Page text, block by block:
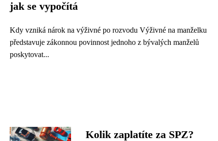
jak se vypočítá
Kdy vzniká nárok na výživné po rozvodu Výživné na manželku
představuje zákonnou povinnost jednoho z bývalých manželů
poskytovat...
Kolik zaplatíte za SPZ?